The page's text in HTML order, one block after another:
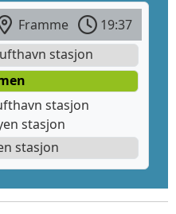
Framme
19:37
stasjon
stasjon
stasjon
stasjon